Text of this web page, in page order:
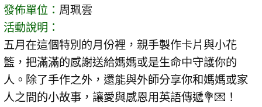
發佈單位： 周珮雲
活動說明：
五月在這個特別的月份裡，親手製作卡片與小花
籃，把滿滿的感謝送給媽媽或是生命中守護你的
人。除了手作之外，還能與外師分享你和媽媽或家
人之間的小故事，讓愛與感恩用英語傳遞💐💌！